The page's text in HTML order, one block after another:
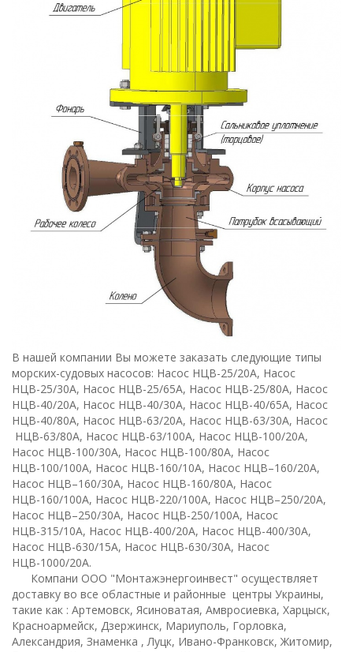
В нашей компании Вы можете заказать следующие типы
морских-судовых насосов: Насос НЦВ-25/20А, Насос
НЦВ-25/30А, Насос НЦВ-25/65А, Насос НЦВ-25/80А, Насос
НЦВ-40/20А, Насос НЦВ-40/30А, Насос НЦВ-40/65А, Насос
НЦВ-40/80А, Насос НЦВ-63/20А, Насос НЦВ-63/30А, Насос
НЦВ-63/80А, Насос НЦВ-63/100А, Насос НЦВ-100/20А,
Насос НЦВ-100/30А, Насос НЦВ-100/80А, Насос
НЦВ-100/100А, Насос НЦВ-160/10А, Насос НЦВ–160/20А,
Насос НЦВ–160/30А, Насос НЦВ-160/80А, Насос
НЦВ-160/100А, Насос НЦВ-220/100А, Насос НЦВ–250/20А,
Насос НЦВ–250/30А, Насос НЦВ-250/100А, Насос
НЦВ-315/10А, Насос НЦВ-400/20А, Насос НЦВ-400/30А,
Насос НЦВ-630/15А, Насос НЦВ-630/30А, Насос
НЦВ-1000/20А.
Компани ООО "Монтажэнергоинвест" осуществляет
доставку во все областные и районные центры Украины,
такие как : Артемовск, Ясиноватая, Амвросиевка, Харцыск,
Красноармейск, Дзержинск, Мариуполь, Горловка,
Александрия, Знаменка , Луцк, Ивано-Франковск, Житомир,